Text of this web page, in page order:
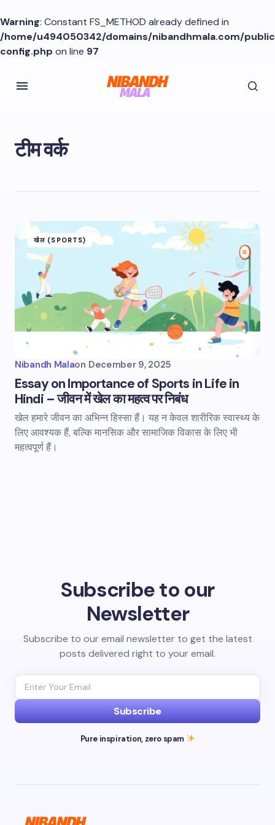
Warning: Constant FS_METHOD already defined in
/home/u494050342/domains/nibandhmala.com/
config.php on line 97
टीम वर्क
खेल (SPORTS)
Nibandh Malaon December 9, 2025
Essay on Importance of Sports in Life in
Hindi – जीवन में खेल का महत्व पर निबंध
खेल हमारे जीवन का अभिन्न हिस्सा हैं। यह न केवल शारीरिक स्वास्थ्य के
लिए आवश्यक हैं, बल्कि मानसिक और सामाजिक विकास के लिए भी
महत्वपूर्ण हैं।
Subscribe to our
Newsletter
Subscribe to our email newsletter to get the latest
posts delivered right to your email.
Subscribe
Pure inspiration, zero spam